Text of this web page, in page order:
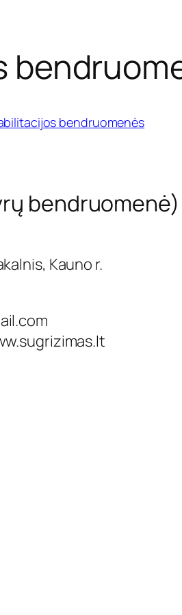
bendruomenės
bendruomenė)
Kauno r.